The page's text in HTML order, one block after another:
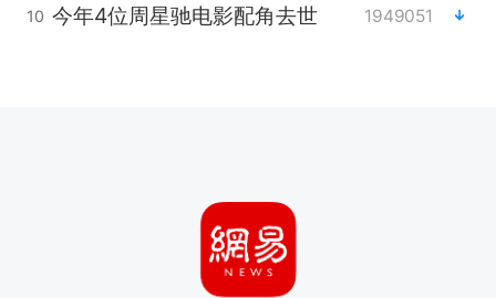
10 今年4位周星驰电影配角去世 1949051